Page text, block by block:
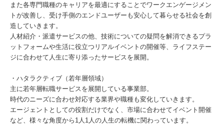
また各専門職種のキャリアを最適にすることでワークエンゲージメン
トが改善し、受け手側のエンドユーザーも安心して暮らせる社会を創
造していきます。
人材紹介・派遣サービスの他、技術についての疑問を解消できるプラ
ットフォームや生活に役立つリアルイベントの開催等、ライフステー
ジに合わせて人生に寄り添ったサービスを展開。
・ハタラクティブ（若年層領域）
主に若年層転職サービスを展開している事業部。
時代のニーズに合わせ対応する業界や職種も変化していきます。
エージェントとしての役割だけでなく、市場に合わせてイベント開催
など、様々な角度から1人1人の人生の転機に関わっています。